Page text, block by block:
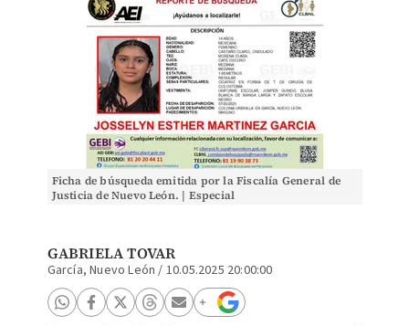
Ficha de búsqueda emitida por la Fiscalía General de
Justicia de Nuevo León. | Especial
GABRIELA TOVAR
García, Nuevo León / 10.05.2025 20:00:00